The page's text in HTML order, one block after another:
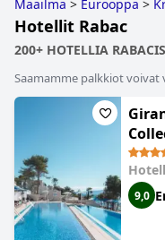
Maailma > Eurooppa >
Hotellit Rabac
200+ HOTELLIA
Saamamme palkkiot voivat
9,0